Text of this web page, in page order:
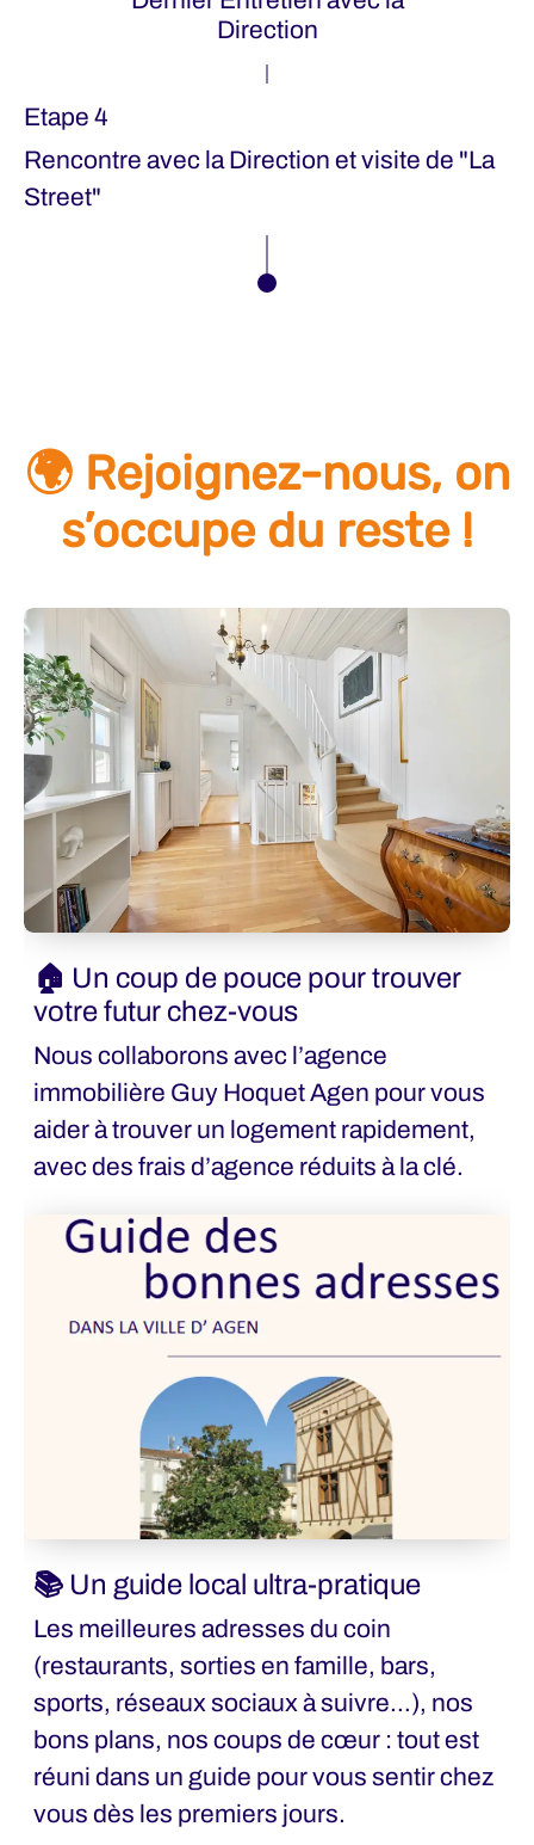
Direction
Etape 4
Rencontre avec la Direction et visite de "La
Street"
🌍 Rejoignez-nous, on
s’occupe du reste !
🏠 Un coup de pouce pour trouver
votre futur chez-vous
Nous collaborons avec l’agence
immobilière Guy Hoquet Agen pour vous
aider à trouver un logement rapidement,
avec des frais d’agence réduits à la clé.
📚 Un guide local ultra-pratique
Les meilleures adresses du coin
(restaurants, sorties en famille, bars,
sports, réseaux sociaux à suivre…), nos
bons plans, nos coups de cœur : tout est
réuni dans un guide pour vous sentir chez
vous dès les premiers jours.